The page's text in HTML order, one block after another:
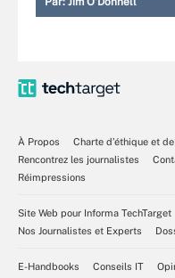
À Propos
Charte d’éthique et
Rencontrez les journalistes
Réimpressions
Site Web pour Informa TechTarget
Nos Journalistes et Experts
E-Handbooks Conseils IT